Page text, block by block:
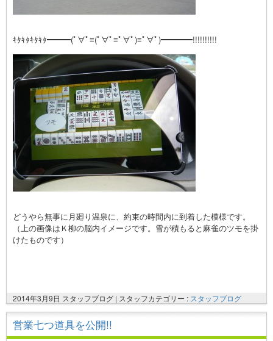
ｷﾀｷﾀｷﾀｷﾀ━━━(ﾟ∀ﾟ≡(ﾟ∀ﾟ≡ﾟ∀ﾟ)≡ﾟ∀ﾟ)━━━━!!!!!!!!!!
どうやら無事に月廻り温泉に、約束の時間内に到着した模様です。
（上の画像はＫ柳の脳内イメージです。雪が積もると麻雀のツモを掛
けたものです）
2014年3月9日 スタッフブログ | スタッフカテゴリー : スタッフブログ
営業七つ道具を公開!!